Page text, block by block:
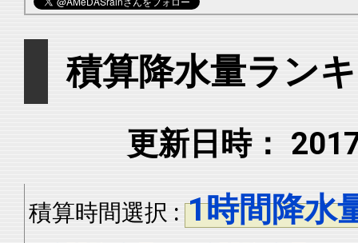
積算降水量ラン
更新日時：
積算時間選択 : 1時間降水